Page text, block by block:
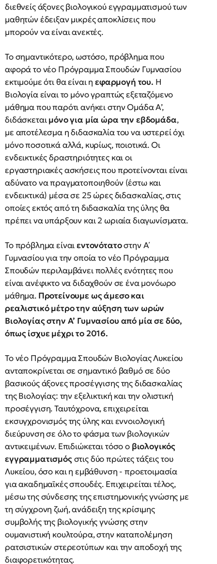
διεθνείς άξονες βιολογικού εγγραμματισμού των
μαθητών έδειξαν μικρές αποκλίσεις που
μπορούν να είναι ανεκτές.
Το σημαντικότερο, ωστόσο, πρόβλημα που
αφορά το νέο Πρόγραμμα Σπουδών Γυμνασίου
εκτιμούμε ότι θα είναι η εφαρμογή του. Η
Βιολογία είναι το μόνο γραπτώς εξεταζόμενο
μάθημα που παρότι ανήκει στην Ομάδα Α’,
διδάσκεταιμόνο για μία ώρα την εβδομάδα,
με αποτέλεσμα η διδασκαλία του να υστερεί όχι
μόνο ποσοτικά αλλά, κυρίως, ποιοτικά. Οι
ενδεικτικές δραστηριότητες και οι
εργαστηριακές ασκήσεις που προτείνονται είναι
αδύνατο να πραγματοποιηθούν (έστω και
ενδεικτικά) μέσα σε 25 ώρες διδασκαλίας, στις
οποίες εκτός από τη διδασκαλία της ύλης θα
πρέπει να υπάρξουν και 2 ωριαία διαγωνίσματα.
Το πρόβλημα είναιεντονότατοστην Α΄
Γυμνασίου για την οποία το νέο Πρόγραμμα
Σπουδών περιλαμβάνει πολλές ενότητες που
είναι ανέφικτο να διδαχθούν σε ένα μονόωρο
μάθημα. Προτείνουμε ως άμεσο και
ρεαλιστικό μέτρο την αύξηση των ωρών
Βιολογίας στην Α’ Γυμνασίου από μία σε δύο,
όπως ίσχυε μέχρι το 2016.
Το νέο Πρόγραμμα Σπουδών Βιολογίας Λυκείου
ανταποκρίνεται σε σημαντικό βαθμό σε δύο
βασικούς άξονες προσέγγισης της διδασκαλίας
της Βιολογίας: την εξελικτική και την ολιστική
προσέγγιση. Ταυτόχρονα, επιχειρείται
εκσυγχρονισμός της ύλης και εννοιολογική
διεύρυνση σε όλο το φάσμα των βιολογικών
αντικειμένων. Επιδιώκεται τόσο ο βιολογικός
εγγραμματισμόςστις δύο πρώτες τάξεις του
Λυκείου, όσο και η εμβάθυνση - προετοιμασία
για ακαδημαϊκές σπουδές. Επιχειρείται τέλος,
μέσω της σύνδεσης της επιστημονικής γνώσης με
τη σύγχρονη ζωή, ανάδειξη της κρίσιμης
συμβολής της βιολογικής γνώσης στην
ουμανιστική κουλτούρα, στην καταπολέμηση
ρατσιστικών στερεοτύπων και την αποδοχή της
διαφορετικότητας.